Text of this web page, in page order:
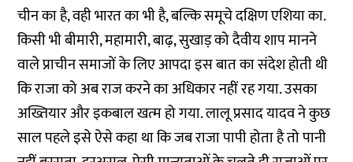
चीन का है, वही भारत का भी है, बल्कि समूचे दक्षिण एशिया का.
किसी भी बीमारी, महामारी, बाढ़, सुखाड़ को दैवीय शाप मानने
वाले प्राचीन समाजों के लिए आपदा इस बात का संदेश होती थी
कि राजा को अब राज करने का अधिकार नहीं रह गया. उसका
अख्तियार और इकबाल खत्‍म हो गया. लालू प्रसाद यादव ने कुछ
साल पहले इसे ऐसे कहा था कि जब राजा पापी होता है तो पानी